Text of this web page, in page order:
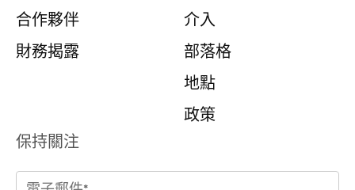
合作夥伴
財務揭露
介入
部落格
地點
政策
保持關注
電